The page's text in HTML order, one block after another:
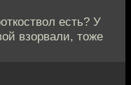
есть? У
взорвали, тоже